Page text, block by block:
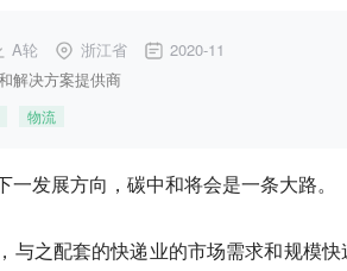
A轮 浙江省 2020-11
解决方案提供商
物流
发展方向，碳中和将会是一条大路。
与之配套的快递业的市场需求和规模